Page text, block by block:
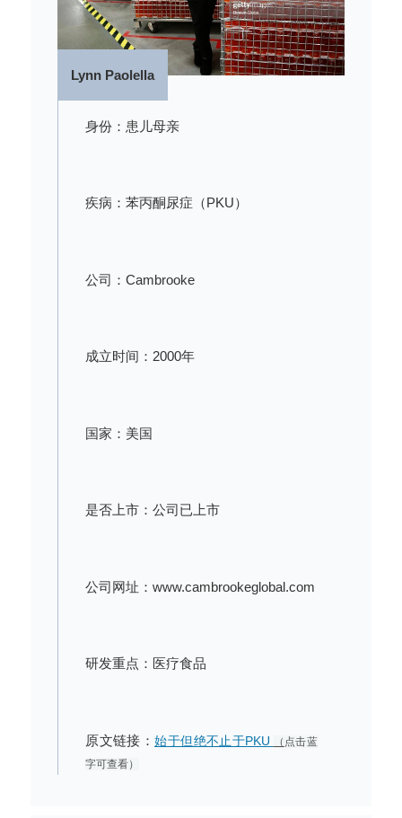
Lynn Paolella
身份：患儿母亲
疾病：苯丙酮尿症（PKU）
公司：Cambrooke
成立时间：2000年
国家：美国
是否上市：公司已上市
公司网址：www.cambrookeglobal.com
研发重点：医疗食品
原文链接：始于但绝不止于PKU （ 点击蓝
字可查看）